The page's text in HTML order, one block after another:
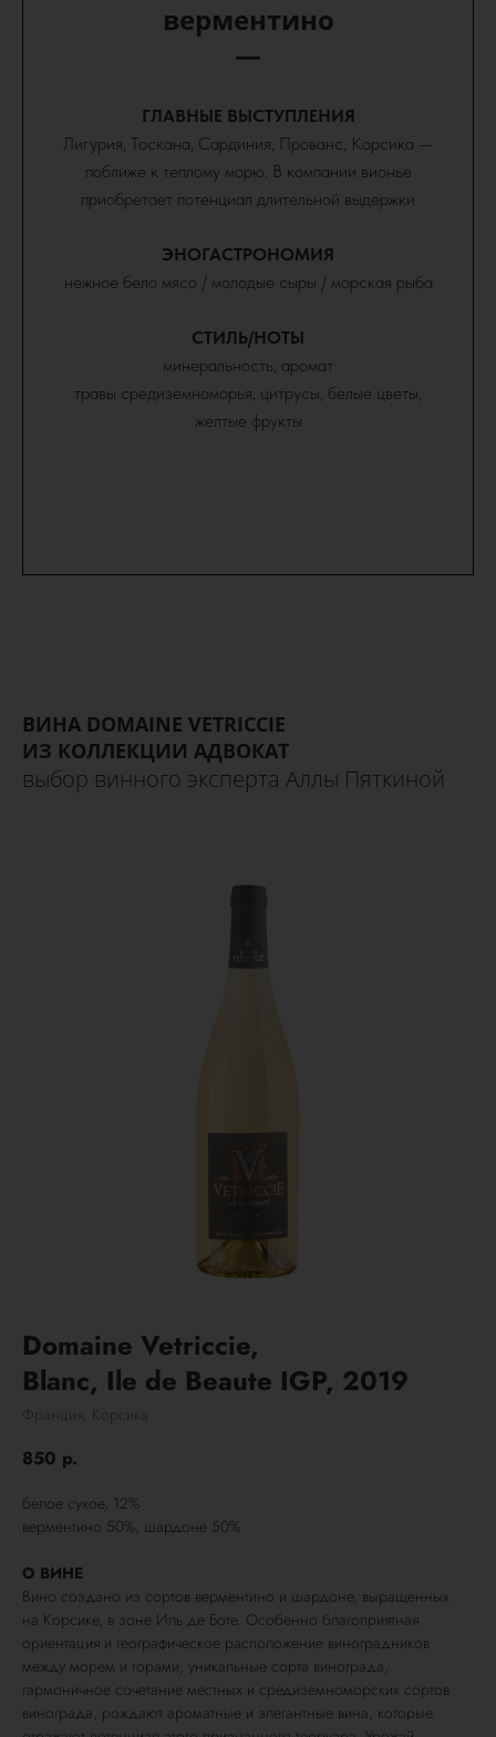
верментино
—
ГЛАВНЫЕ ВЫСТУПЛЕНИЯ
Лигурия, Тоскана, Сардиния, Прованс, Корсика —
поближе к теплому морю. В компании вионье
приобретает потенциал длительной выдержки
ЭНОГАСТРОНОМИЯ
нежное бело мясо / молодые сыры / морская рыба
СТИЛЬ/НОТЫ
минеральность, аромат
травы средиземноморья, цитрусы, белые цветы,
желтые фрукты
ВИНА DOMAINE VETRICCIE
ИЗ КОЛЛЕКЦИИ АДВОКАТ
выбор винного эксперта Аллы Пяткиной
Domaine Vetriccie,
Blanc, Ile de Beaute IGP, 2019
Франция, Корсика
850 р.
белое сухое, 12%
верментино 50%, шардоне 50%
О ВИНЕ
Вино создано из сортов верментино и шардоне, выращенных
на Корсике, в зоне Иль де Боте. Особенно благоприятная
ориентация и географическое расположение виноградников
между морем и горами, уникальные сорта винограда,
гармоничное сочетание местных и средиземноморских сортов
винограда, рождают ароматные и элегантные вина, которые